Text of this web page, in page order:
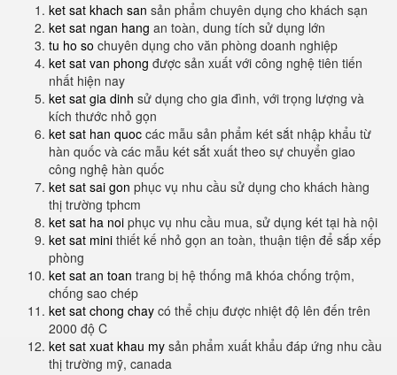
ket sat khach san sản phẩm chuyên dụng cho khách sạn
ket sat ngan hang an toàn, dung tích sử dụng lớn
tu ho so chuyên dụng cho văn phòng doanh nghiệp
ket sat van phong được sản xuất với công nghệ tiên tiến
nhất hiện nay
ket sat gia dinh sử dụng cho gia đình, với trọng lượng và
kích thước nhỏ gọn
ket sat han quoc các mẫu sản phẩm két sắt nhập khẩu từ
hàn quốc và các mẫu két sắt xuất theo sự chuyển giao
công nghệ hàn quốc
ket sat sai gon phục vụ nhu cầu sử dụng cho khách hàng
thị trường tphcm
ket sat ha noi phục vụ nhu cầu mua, sử dụng két tại hà nội
ket sat mini thiết kế nhỏ gọn an toàn, thuận tiện để sắp xếp
phòng
ket sat an toan trang bị hệ thống mã khóa chống trộm,
chống sao chép
ket sat chong chay có thể chịu được nhiệt độ lên đến trên
2000 độ C
ket sat xuat khau my sản phẩm xuất khẩu đáp ứng nhu cầu
thị trường mỹ, canada